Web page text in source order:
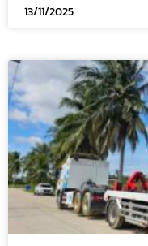
13/11/2025